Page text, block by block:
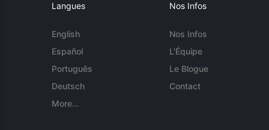
Langues
English
Español
Português
Deutsch
More...
Nos Infos
Nos Infos
L'Équipe
Le Blogue
Contact